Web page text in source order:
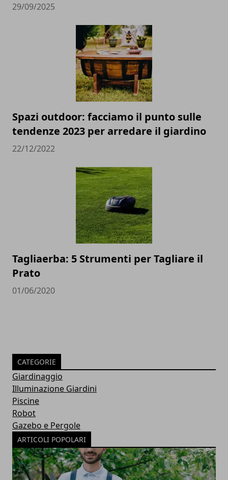
29/09/2025
Spazi outdoor: facciamo il punto sulle
tendenze 2023 per arredare il giardino
22/12/2022
Tagliaerba: 5 Strumenti per Tagliare il
Prato
01/06/2020
CATEGORIE
Giardinaggio
Illuminazione Giardini
Piscine
Robot
Gazebo e Pergole
ARTICOLI POPOLARI